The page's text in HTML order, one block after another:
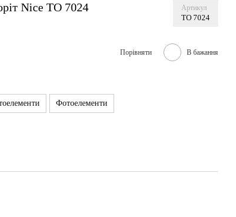
Nice TO 7024 Артикул
TO 7024
Порівняти В бажання
Фотоелементи